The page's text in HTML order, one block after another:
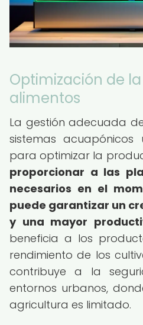
Optimización de
alimentos
La gestión adecuada
sistemas acuapónicos
para optimizar la
proporcionar a las
necesarios en el
puede garantizar un
y una mayor
beneficia a los
rendimiento de los
contribuye a la
entornos urbanos,
agricultura es limitado.